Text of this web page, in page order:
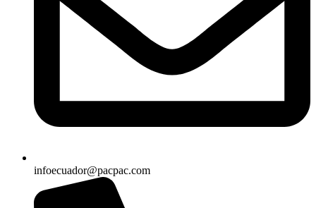
infoecuador@pacpac.com